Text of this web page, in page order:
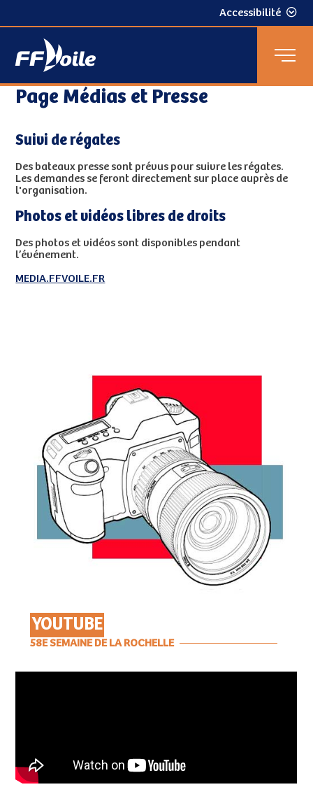
Accessibilité
Page Médias et Presse
Suivi de régates
Des bateaux presse sont prévus pour suivre les régates.
Les demandes se feront directement sur place auprès de
l'organisation.
Photos et vidéos libres de droits
Des photos et vidéos sont disponibles pendant
l’événement.
MEDIA.FFVOILE.FR
YOUTUBE
58E SEMAINE DE LA ROCHELLE